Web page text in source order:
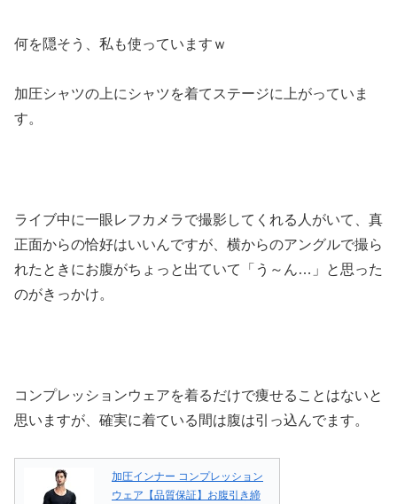
何を隠そう、私も使っていますｗ
加圧シャツの上にシャツを着てステージに上がっていま
す。
ライブ中に一眼レフカメラで撮影してくれる人がいて、真
正面からの恰好はいいんですが、横からのアングルで撮ら
れたときにお腹がちょっと出ていて「う～ん…」と思った
のがきっかけ。
コンプレッションウェアを着るだけで痩せることはないと
思いますが、確実に着ている間は腹は引っ込んでます。
加圧インナー コンプレッション
ウェア【品質保証】お腹引き締